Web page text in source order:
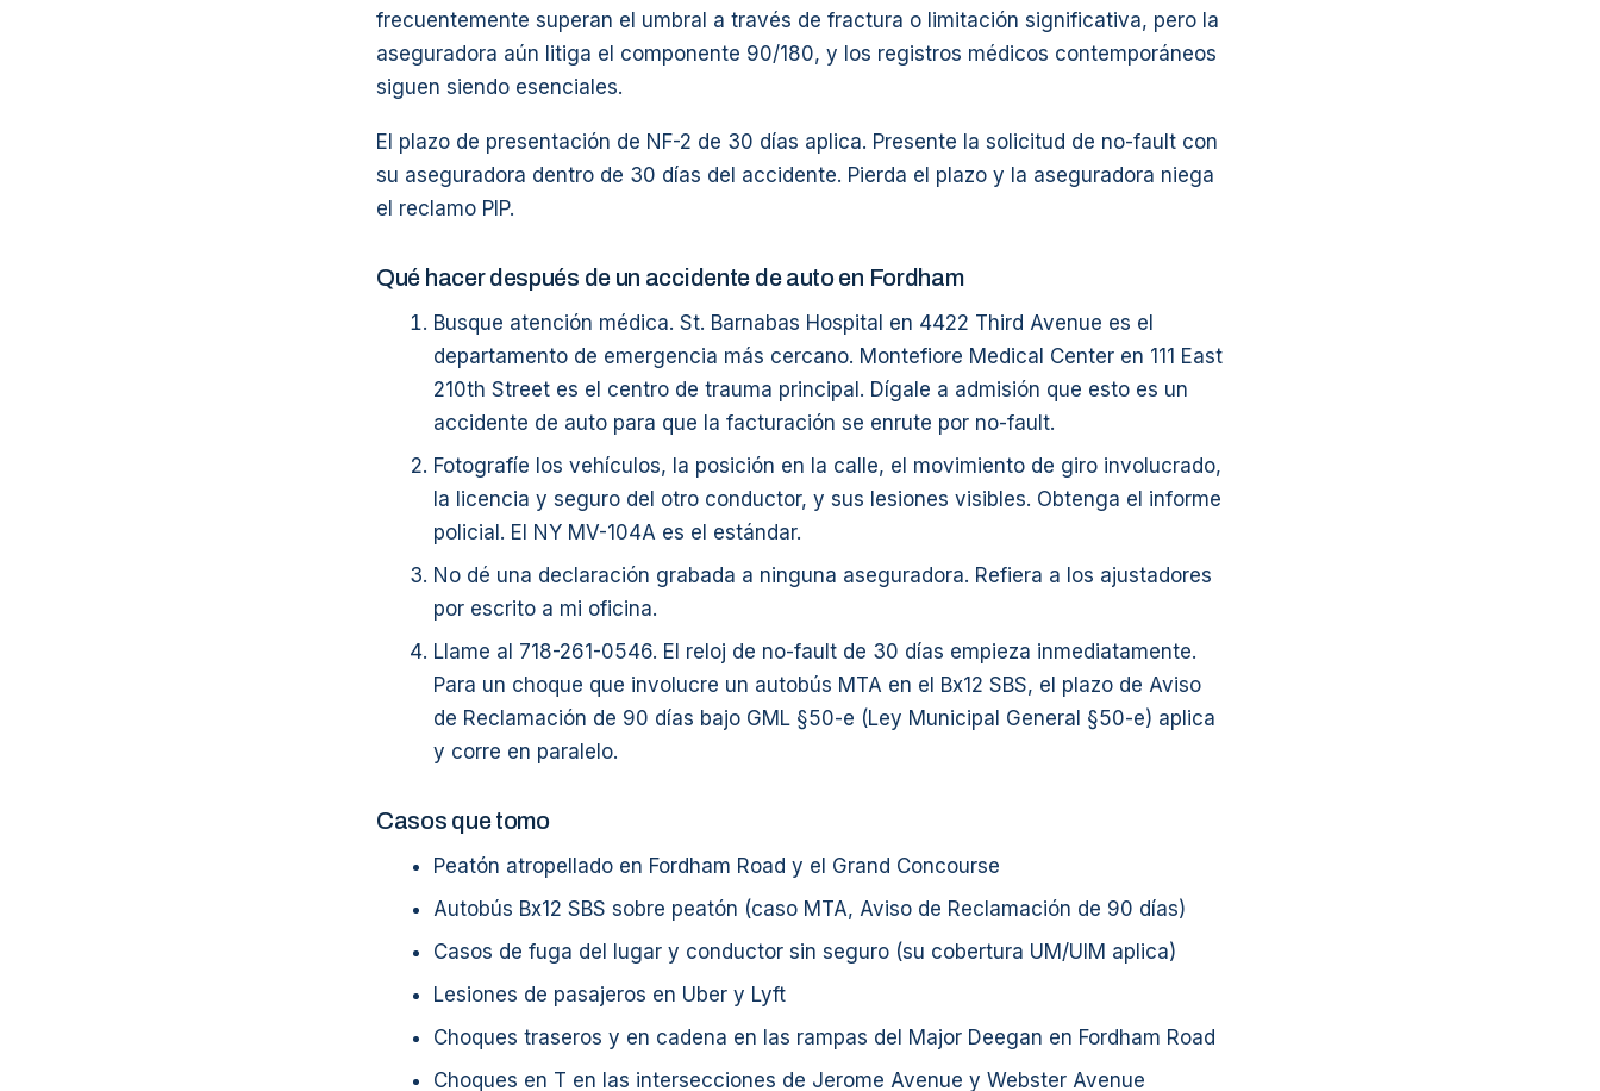
frecuentemente superan el umbral a través de fractura o limitación significativa, pero la
aseguradora aún litiga el componente 90/180, y los registros médicos contemporáneos
siguen siendo esenciales.
El plazo de presentación de NF-2 de 30 días aplica. Presente la solicitud de no-fault con
su aseguradora dentro de 30 días del accidente. Pierda el plazo y la aseguradora niega
el reclamo PIP.
Qué hacer después de un accidente de auto en Fordham
Busque atención médica. St. Barnabas Hospital en 4422 Third Avenue es el
departamento de emergencia más cercano. Montefiore Medical Center en 111 East
210th Street es el centro de trauma principal. Dígale a admisión que esto es un
accidente de auto para que la facturación se enrute por no-fault.
Fotografíe los vehículos, la posición en la calle, el movimiento de giro involucrado,
la licencia y seguro del otro conductor, y sus lesiones visibles. Obtenga el informe
policial. El NY MV-104A es el estándar.
No dé una declaración grabada a ninguna aseguradora. Refiera a los ajustadores
por escrito a mi oficina.
Llame al 718-261-0546. El reloj de no-fault de 30 días empieza inmediatamente.
Para un choque que involucre un autobús MTA en el Bx12 SBS, el plazo de Aviso
de Reclamación de 90 días bajo GML §50-e (Ley Municipal General §50-e) aplica
y corre en paralelo.
Casos que tomo
Peatón atropellado en Fordham Road y el Grand Concourse
Autobús Bx12 SBS sobre peatón (caso MTA, Aviso de Reclamación de 90 días)
Casos de fuga del lugar y conductor sin seguro (su cobertura UM/UIM aplica)
Lesiones de pasajeros en Uber y Lyft
Choques traseros y en cadena en las rampas del Major Deegan en Fordham Road
Choques en T en las intersecciones de Jerome Avenue y Webster Avenue